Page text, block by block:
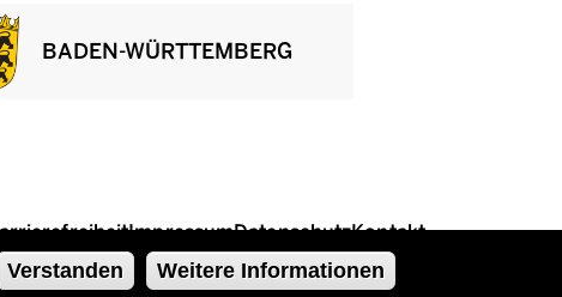
Verstanden Weitere Informationen
BADEN-WÜRTTEMBERG
ImpressumDatenschutzKontakt